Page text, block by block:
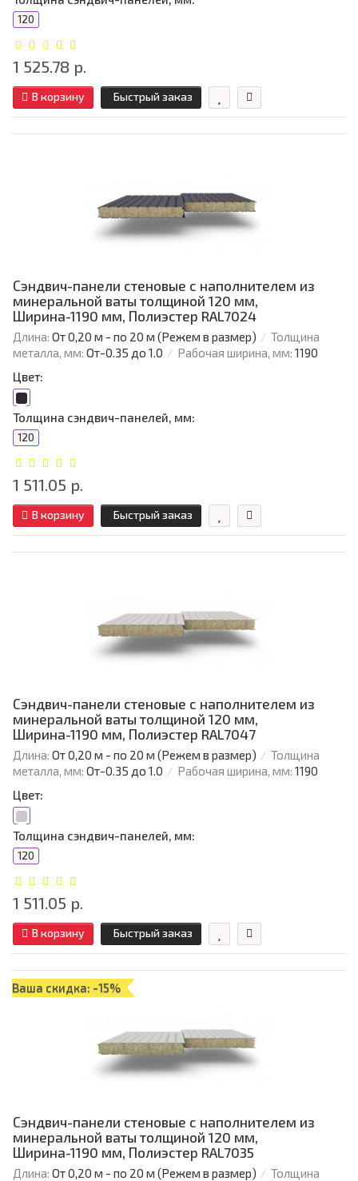
120
1 525.78 р.
В корзину Быстрый заказ
Сэндвич-панели стеновые с наполнителем из
минеральной ваты толщиной 120 мм,
Ширина-1190 мм, Полиэстер RAL7024
Длина: От 0,20 м - по 20 м (Режем в размер)
Толщина
металла, мм: От-0.35 до 1.0 Рабочая ширина, мм: 1190
Цвет:
Толщина сэндвич-панелей, мм:
120
1 511.05 р.
В корзину Быстрый заказ
Сэндвич-панели стеновые с наполнителем из
минеральной ваты толщиной 120 мм,
Ширина-1190 мм, Полиэстер RAL7047
Длина: От 0,20 м - по 20 м (Режем в размер)
Толщина
металла, мм: От-0.35 до 1.0 Рабочая ширина, мм: 1190
Цвет:
Толщина сэндвич-панелей, мм:
120
1 511.05 р.
В корзину Быстрый заказ
Ваша скидка: -15%
Сэндвич-панели стеновые с наполнителем из
минеральной ваты толщиной 120 мм,
Ширина-1190 мм, Полиэстер RAL7035
Длина: От 0,20 м - по 20 м (Режем в размер)
Толщина